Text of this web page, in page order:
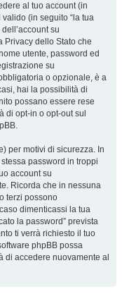
al tuo account (in
(in seguito “la tua
su
Privacy dello Stato che
utente, password ed
su
o opzionale, è a
hai la possibilità di
possano essere rese
di opt-in o opt-out sul
per motivi di sicurezza. In
password in troppi
account su
Ricorda che in nessuna
terzi possono
dimenticassi la tua
la password” prevista
ti verrà richiesto il tuo
phpBB possa
di accedere nuovamente al